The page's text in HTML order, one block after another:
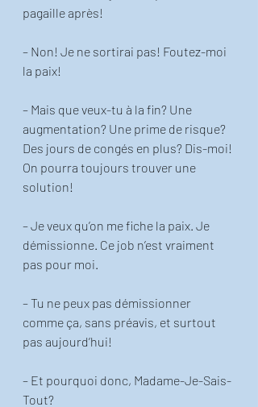
pagaille après!
– Non! Je ne sortirai pas! Foutez-moi
la paix!
– Mais que veux-tu à la fin? Une
augmentation? Une prime de risque?
Des jours de congés en plus? Dis-moi!
On pourra toujours trouver une
solution!
– Je veux qu’on me fiche la paix. Je
démissionne. Ce job n’est vraiment
pas pour moi.
– Tu ne peux pas démissionner
comme ça, sans préavis, et surtout
pas aujourd’hui!
– Et pourquoi donc, Madame-Je-Sais-
Tout?